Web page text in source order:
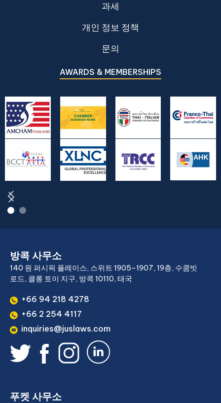
과세
개인 정보 정책
문의
AWARDS & MEMBERSHIPS
방콕 사무소
140 원 퍼시픽 플레이스, 스위트 1905-1907, 19층, 수쿰빗
로드, 클롱 토이 지구, 방콕 10110, 태국
+66 94 218 4278
+66 2 254 4117
inquiries@juslaws.com
푸켓 사무소